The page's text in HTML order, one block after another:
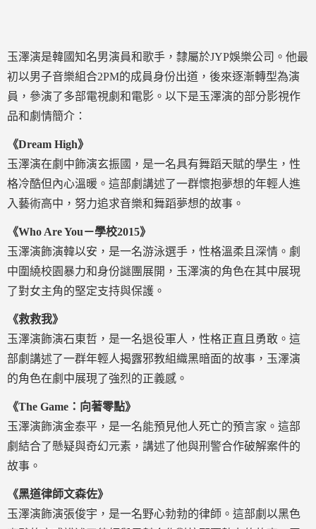
玉澤演是韓國知名男演員和歌手，隸屬於JYP娛樂公司。他最
初以男子音樂組合2PM的成員身份出道，後來逐漸轉型為演
員，參演了多部電視劇和電影。以下是玉澤演的部分影視作
品和劇情簡介：
《Dream High》
玉澤演在劇中飾演玄振國，是一名具有舞蹈天賦的學生，性
格冷酷但內心溫暖。這部劇講述了一群懷抱夢想的年輕人進
入藝術高中，努力追求音樂和舞蹈夢想的故事。
《Who Are You－學校2015》
玉澤演飾演韓以安，是一名游泳選手，性格溫柔且深情。劇
中圍繞校園暴力和身份謎團展開，玉澤演的角色在其中展現
了對女主角的堅定支持與保護。
《救救我》
玉澤演飾演石東哲，是一名退役軍人，性格正直且勇敢。這
部劇講述了一群年輕人揭露邪教組織黑暗面的故事，玉澤演
的角色在劇中展現了強烈的正義感。
《The Game：向著零點》
玉澤演飾演金泰平，是一名能預見他人死亡的預言家。這部
劇結合了懸疑與奇幻元素，講述了他與刑警合作破解案件的
故事。
《黑道律師文森佐》
玉澤演飾演張俊宇，是一名野心勃勃的律師。這部劇以黑色